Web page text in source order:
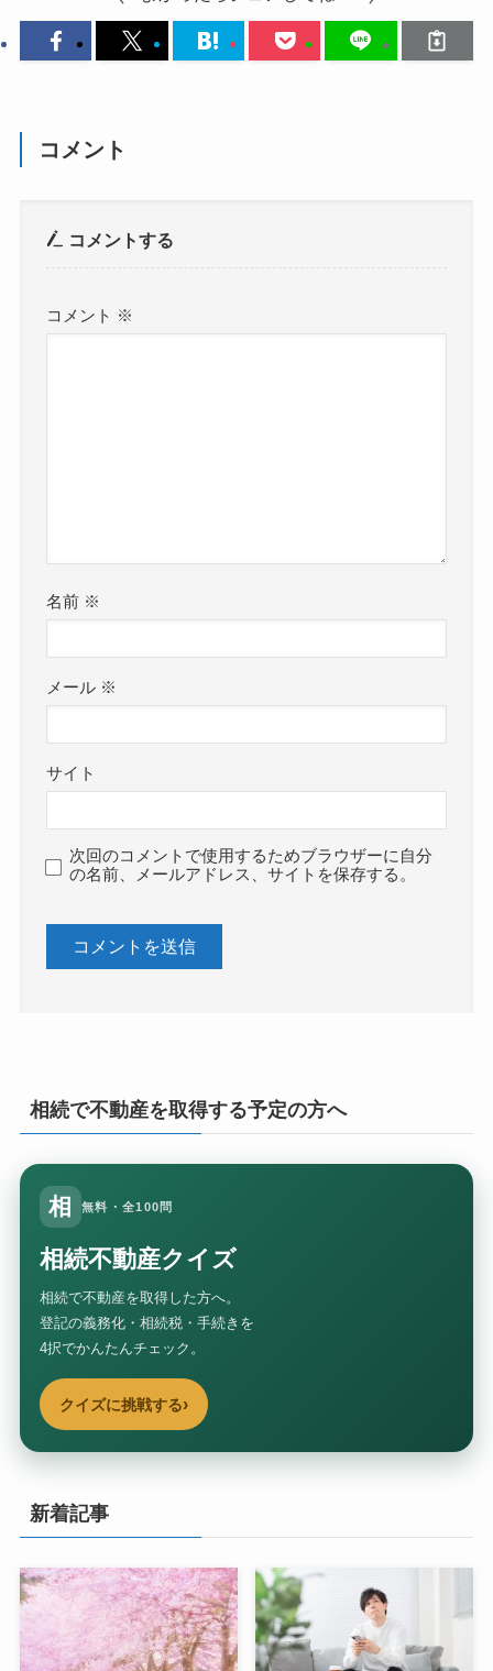
コメント
コメントする
コメント ※
名前 ※
メール ※
サイト
次回のコメントで使用するためブラウザーに自分
の名前、メールアドレス、サイトを保存する。
相続で不動産を取得する予定の方へ
相 無料・全100問
相続不動産クイズ
相続で不動産を取得した方へ。
登記の義務化・相続税・手続きを
4択でかんたんチェック。
クイズに挑戦する›
新着記事